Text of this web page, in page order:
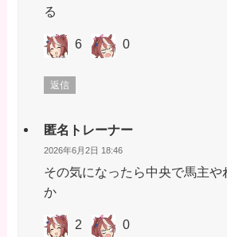
る
6 0
返信
匿名トレーナー
2026年6月2日 18:46
その気になったら中央で馬主や
か
2 0